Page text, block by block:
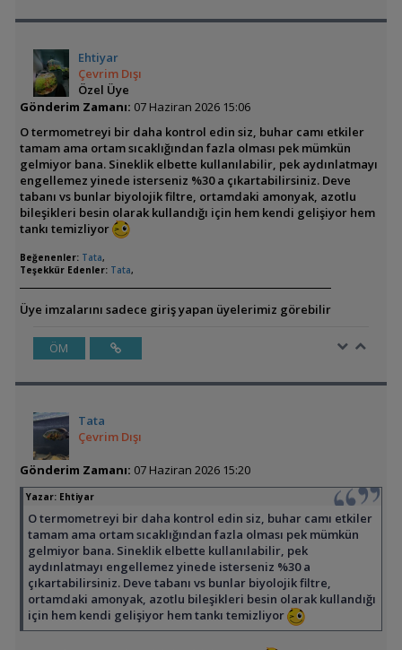
Ehtiyar
Çevrim Dışı
Özel Üye
Gönderim Zamanı: 07 Haziran 2026 15:06
O termometreyi bir daha kontrol edin siz, buhar camı etkiler
tamam ama ortam sıcaklığından fazla olması pek mümkün
gelmiyor bana. Sineklik elbette kullanılabilir, pek aydınlatmayı
engellemez yinede isterseniz %30 a çıkartabilirsiniz. Deve
tabanı vs bunlar biyolojik filtre, ortamdaki amonyak, azotlu
bileşikleri besin olarak kullandığı için hem kendi gelişiyor hem
tankı temizliyor
Beğenenler: Tata,
Teşekkür Edenler: Tata,
Üye imzalarını sadece giriş yapan üyelerimiz görebilir
ÖM
Tata
Çevrim Dışı
Gönderim Zamanı: 07 Haziran 2026 15:20
Yazar: Ehtiyar
O termometreyi bir daha kontrol edin siz, buhar camı etkiler
tamam ama ortam sıcaklığından fazla olması pek mümkün
gelmiyor bana. Sineklik elbette kullanılabilir, pek
aydınlatmayı engellemez yinede isterseniz %30 a
çıkartabilirsiniz. Deve tabanı vs bunlar biyolojik filtre,
ortamdaki amonyak, azotlu bileşikleri besin olarak kullandığı
için hem kendi gelişiyor hem tankı temizliyor